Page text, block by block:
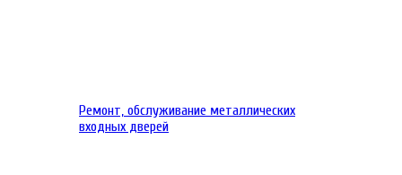
Ремонт, обслуживание металлических
входных дверей